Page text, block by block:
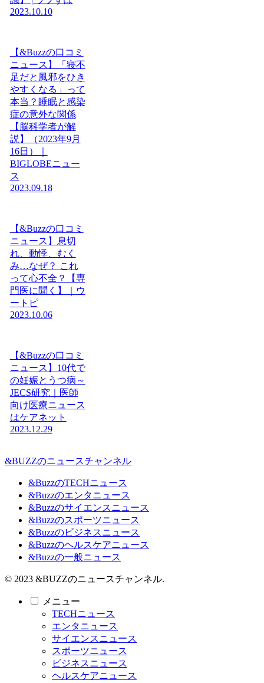
2023.10.10
【&Buzzの口コミ
ニュース】「寝不
足だと風邪をひき
やすくなる」って
本当？睡眠と感染
症の意外な関係
【脳科学者が解
説】（2023年9月
16日）｜
BIGLOBEニュー
ス
2023.09.18
【&Buzzの口コミ
ニュース】息切
れ、動悸、むく
み…なぜ？ これ
って心不全？【専
門医に聞く】｜ウ
ートピ
2023.10.06
【&Buzzの口コミ
ニュース】10代で
の妊娠とうつ病～
JECS研究｜医師
向け医療ニュース
はケアネット
2023.12.29
&BUZZのニュースチャンネル
&BuzzのTECHニュース
&Buzzのエンタニュース
&Buzzのサイエンスニュース
&Buzzのスポーツニュース
&Buzzのビジネスニュース
&Buzzのヘルスケアニュース
&Buzzの一般ニュース
© 2023 &BUZZのニュースチャンネル.
メニュー
TECHニュース
エンタニュース
サイエンスニュース
スポーツニュース
ビジネスニュース
ヘルスケアニュース